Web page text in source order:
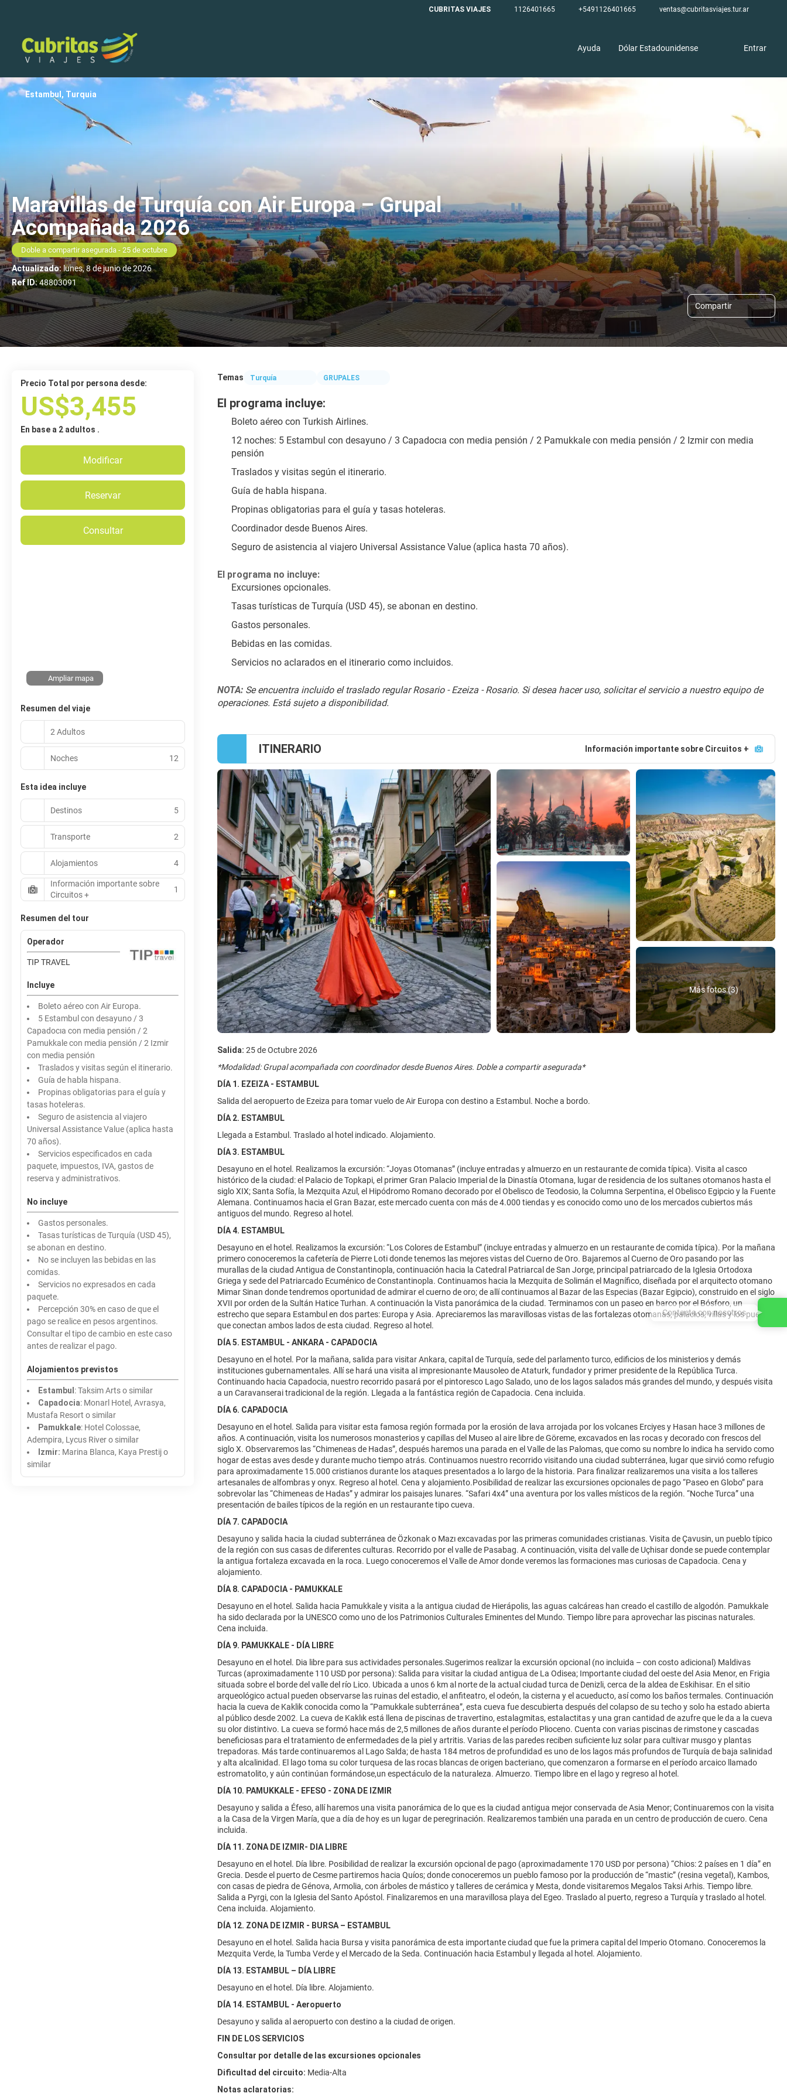
CUBRITAS VIAJES 1126401665 +5491126401665 ventas@cubritasviajes.tur.ar
Ayuda Dólar Estadounidense Entrar
Maravillas de Turquía con Air Europa – Grupal
Acompañada 2026
Doble a compartir asegurada - 25 de octubre
Actualizado: lunes, 8 de junio de 2026
Ref ID:48803091
Compartir
Estambul, Turquia
Temas Turquía GRUPALES
El programa incluye:
Boleto aéreo con Turkish Airlines.
12 noches: 5 Estambul con desayuno / 3 Capadocıa con media pensión / 2 Pamukkale con media pensión / 2 Izmir con media
pensión
Traslados y visitas según el itinerario.
Guía de habla hispana.
Propinas obligatorias para el guía y tasas hoteleras.
Coordinador desde Buenos Aires.
Seguro de asistencia al viajero Universal Assistance Value (aplica hasta 70 años).
El programa no incluye:
Excursiones opcionales.
Tasas turísticas de Turquía (USD 45), se abonan en destino.
Gastos personales.
Bebidas en las comidas.
Servicios no aclarados en el itinerario como incluidos.
NOTA: Se encuentra incluido el traslado regular Rosario - Ezeiza - Rosario. Si desea hacer uso, solicitar el servicio a nuestro equipo de
operaciones. Está sujeto a disponibilidad.
ITINERARIO Información importante sobre Circuitos +
Más fotos (3)
Salida: 25 de Octubre 2026
*Modalidad: Grupal acompañada con coordinador desde Buenos Aires. Doble a compartir asegurada*
DÍA 1. EZEIZA - ESTAMBUL
Salida del aeropuerto de Ezeiza para tomar vuelo de Air Europa con destino a Estambul. Noche a bordo.
DÍA 2. ESTAMBUL
Llegada a Estambul. Traslado al hotel indicado. Alojamiento.
DÍA 3. ESTAMBUL
Desayuno en el hotel. Realizamos la excursión: “Joyas Otomanas” (incluye entradas y almuerzo en un restaurante de comida típica). Visita al casco
histórico de la ciudad: el Palacio de Topkapi, el primer Gran Palacio Imperial de la Dinastía Otomana, lugar de residencia de los sultanes otomanos hasta el
siglo XIX; Santa Sofía, la Mezquita Azul, el Hipódromo Romano decorado por el Obelisco de Teodosio, la Columna Serpentina, el Obelisco Egipcio y la Fuente
Alemana. Continuamos hacia el Gran Bazar, este mercado cuenta con más de 4.000 tiendas y es conocido como uno de los mercados cubiertos más
antiguos del mundo. Regreso al hotel.
DÍA 4. ESTAMBUL
Desayuno en el hotel. Realizamos la excursión: “Los Colores de Estambul” (incluye entradas y almuerzo en un restaurante de comida típica). Por la mañana
primero conoceremos la cafetería de Pierre Loti donde tenemos las mejores vistas del Cuerno de Oro. Bajaremos al Cuerno de Oro pasando por las
murallas de la ciudad Antigua de Constantinopla, continuación hacia la Catedral Patriarcal de San Jorge, principal patriarcado de la Iglesia Ortodoxa
Griega y sede del Patriarcado Ecuménico de Constantinopla. Continuamos hacia la Mezquita de Solimán el Magnífico, diseñada por el arquitecto otomano
Mimar Sinan donde tendremos oportunidad de admirar el cuerno de oro; de allí continuamos al Bazar de las Especias (Bazar Egipcio), construido en el siglo
XVII por orden de la Sultán Hatice Turhan. A continuación la Vista panorámica de la ciudad. Terminamos con un paseo en barco por el Bósforo, un
estrecho que separa Estambul en dos partes: Europa y Asia. Apreciaremos las maravillosas vistas de las fortalezas otomanas, palacios, villas y los puentes
que conectan ambos lados de esta ciudad. Regreso al hotel.
DÍA 5. ESTAMBUL - ANKARA - CAPADOCIA
Desayuno en el hotel. Por la mañana, salida para visitar Ankara, capital de Turquía, sede del parlamento turco, edificios de los ministerios y demás
instituciones gubernamentales. Allí se hará una visita al impresionante Mausoleo de Ataturk, fundador y primer presidente de la República Turca.
Continuando hacia Capadocia, nuestro recorrido pasará por el pintoresco Lago Salado, uno de los lagos salados más grandes del mundo, y después visita
a un Caravanserai tradicional de la región. Llegada a la fantástica región de Capadocia. Cena incluida.
DÍA 6. CAPADOCIA
Desayuno en el hotel. Salida para visitar esta famosa región formada por la erosión de lava arrojada por los volcanes Erciyes y Hasan hace 3 millones de
años. A continuación, visita los numerosos monasterios y capillas del Museo al aire libre de Göreme, excavados en las rocas y decorado con frescos del
siglo X. Observaremos las “Chimeneas de Hadas”, después haremos una parada en el Valle de las Palomas, que como su nombre lo indica ha servido como
hogar de estas aves desde y durante mucho tiempo atrás. Continuamos nuestro recorrido visitando una ciudad subterránea, lugar que sirvió como refugio
para aproximadamente 15.000 cristianos durante los ataques presentados a lo largo de la historia. Para finalizar realizaremos una visita a los talleres
artesanales de alfombras y onyx. Regreso al hotel. Cena y alojamiento.Posibilidad de realizar las excursiones opcionales de pago “Paseo en Globo” para
sobrevolar las “Chimeneas de Hadas” y admirar los paisajes lunares. “Safari 4x4” una aventura por los valles místicos de la región. “Noche Turca” una
presentación de bailes típicos de la región en un restaurante tipo cueva.
DÍA 7. CAPADOCIA
Desayuno y salida hacia la ciudad subterránea de Özkonak o Mazı excavadas por las primeras comunidades cristianas. Visita de Çavusin, un pueblo típico
de la región con sus casas de diferentes culturas. Recorrido por el valle de Pasabag. A continuación, visita del valle de Uçhisar donde se puede contemplar
la antigua fortaleza excavada en la roca. Luego conoceremos el Valle de Amor donde veremos las formaciones mas curiosas de Capadocia. Cena y
alojamiento.
DÍA 8. CAPADOCIA - PAMUKKALE
Desayuno en el hotel. Salida hacia Pamukkale y visita a la antigua ciudad de Hierápolis, las aguas calcáreas han creado el castillo de algodón. Pamukkale
ha sido declarada por la UNESCO como uno de los Patrimonios Culturales Eminentes del Mundo. Tiempo libre para aprovechar las piscinas naturales.
Cena incluida.
DÍA 9. PAMUKKALE - DÍA LIBRE
Desayuno en el hotel. Dia libre para sus actividades personales.Sugerimos realizar la excursión opcional (no incluida – con costo adicional) Maldivas
Turcas (aproximadamente 110 USD por persona): Salida para visitar la ciudad antigua de La Odisea; Importante ciudad del oeste del Asia Menor, en Frigia
situada sobre el borde del valle del río Lico. Ubicada a unos 6 km al norte de la actual ciudad turca de Denizli, cerca de la aldea de Eskihisar. En el sitio
arqueológico actual pueden observarse las ruinas del estadio, el anfiteatro, el odeón, la cisterna y el acueducto, así como los baños termales. Continuación
hacia la cueva de Kaklik conocida como la “Pamukkale subterránea”, esta cueva fue descubierta después del colapso de su techo y solo ha estado abierta
al público desde 2002. La cueva de Kaklık está llena de piscinas de travertino, estalagmitas, estalactitas y una gran cantidad de azufre que le da a la cueva
su olor distintivo. La cueva se formó hace más de 2,5 millones de años durante el período Plioceno. Cuenta con varias piscinas de rimstone y cascadas
beneficiosas para el tratamiento de enfermedades de la piel y artritis. Varias de las paredes reciben suficiente luz solar para cultivar musgo y plantas
trepadoras. Más tarde continuaremos al Lago Salda; de hasta 184 metros de profundidad es uno de los lagos más profundos de Turquía de baja salinidad
y alta alcalinidad. El lago toma su color turquesa de las rocas blancas de origen bacteriano, que comenzaron a formarse en el período arcaico llamado
estromatolito, y aún continúan formándose,un espectáculo de la naturaleza. Almuerzo. Tiempo libre en el lago y regreso al hotel.
DÍA 10. PAMUKKALE - EFESO - ZONA DE IZMIR
Desayuno y salida a Éfeso, allí haremos una visita panorámica de lo que es la ciudad antigua mejor conservada de Asia Menor; Continuaremos con la visita
a la Casa de la Virgen María, que a día de hoy es un lugar de peregrinación. Realizaremos también una parada en un centro de producción de cuero. Cena
incluida.
DÍA 11. ZONA DE IZMIR- DIA LIBRE
Desayuno en el hotel. Día libre. Posibilidad de realizar la excursión opcional de pago (aproximadamente 170 USD por persona) “Chios: 2 países en 1 día” en
Grecia. Desde el puerto de Cesme partiremos hacia Quíos; donde conoceremos un pueblo famoso por la producción de “mastic” (resina vegetal), Kambos,
con casas de piedra de Génova, Armolia, con árboles de mástico y talleres de cerámica y Mesta, donde visitaremos Megalos Taksi Arhis. Tiempo libre.
Salida a Pyrgi, con la Iglesia del Santo Apóstol. Finalizaremos en una maravillosa playa del Egeo. Traslado al puerto, regreso a Turquía y traslado al hotel.
Cena incluida. Alojamiento.
DÍA 12. ZONA DE IZMIR - BURSA – ESTAMBUL
Desayuno en el hotel. Salida hacia Bursa y visita panorámica de esta importante ciudad que fue la primera capital del Imperio Otomano. Conoceremos la
Mezquita Verde, la Tumba Verde y el Mercado de la Seda. Continuación hacia Estambul y llegada al hotel. Alojamiento.
DÍA 13. ESTAMBUL – DÍA LIBRE
Desayuno en el hotel. Día libre. Alojamiento.
DÍA 14. ESTAMBUL - Aeropuerto
Desayuno y salida al aeropuerto con destino a la ciudad de origen.
FIN DE LOS SERVICIOS
Consultar por detalle de las excursiones opcionales
Dificultad del circuito: Media-Alta
Notas aclaratorias:
Precio Total por persona desde:
US$3,455
En base a 2 adultos .
Modificar
Reservar
Consultar
Ampliar mapa
Resumen del viaje
2 Adultos
Noches 12
Esta idea incluye
Destinos 5
Transporte 2
Alojamientos 4
Información importante sobre
Circuitos +
1
Resumen del tour
Operador
TIP TRAVEL
Incluye
Boleto aéreo con Air Europa.
5 Estambul con desayuno / 3
Capadocıa con media pensión / 2
Pamukkale con media pensión / 2 Izmir
con media pensión
Traslados y visitas según el itinerario.
Guía de habla hispana.
Propinas obligatorias para el guía y
tasas hoteleras.
Seguro de asistencia al viajero
Universal Assistance Value (aplica hasta
70 años).
Servicios especificados en cada
paquete, impuestos, IVA, gastos de
reserva y administrativos.
No incluye
Gastos personales.
Tasas turísticas de Turquía (USD 45),
se abonan en destino.
No se incluyen las bebidas en las
comidas.
Servicios no expresados en cada
paquete.
Percepción 30% en caso de que el
pago se realice en pesos argentinos.
Consultar el tipo de cambio en este caso
antes de realizar el pago.
Alojamientos previstos
Estambul : Taksim Arts o similar
Capadocia: Monarl Hotel, Avrasya,
Mustafa Resort o similar
Pamukkale: Hotel Colossae,
Adempira, Lycus River o similar
Izmir: Marina Blanca, Kaya Prestij o
similar
Contacta con nosotros